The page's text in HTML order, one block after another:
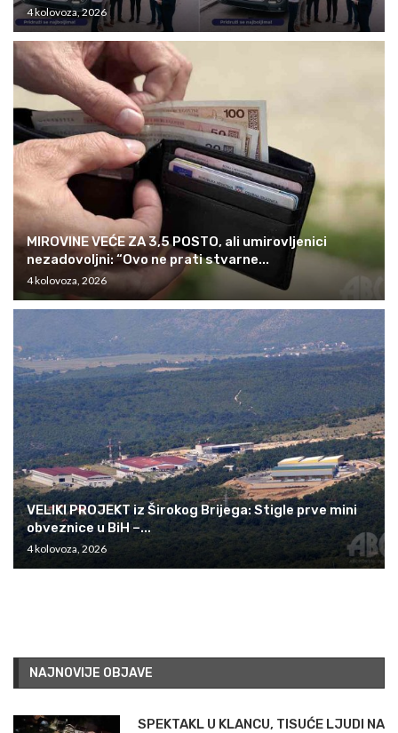
4 kolovoza, 2026
MIROVINE VEĆE ZA 3,5 POSTO, ali umirovljenici
nezadovoljni: “Ovo ne prati stvarne...
4 kolovoza, 2026
VELIKI PROJEKT iz Širokog Brijega: Stigle prve mini
obveznice u BiH –...
4 kolovoza, 2026
NAJNOVIJE OBJAVE
SPEKTAKL U KLANCU, TISUĆE LJUDI NA